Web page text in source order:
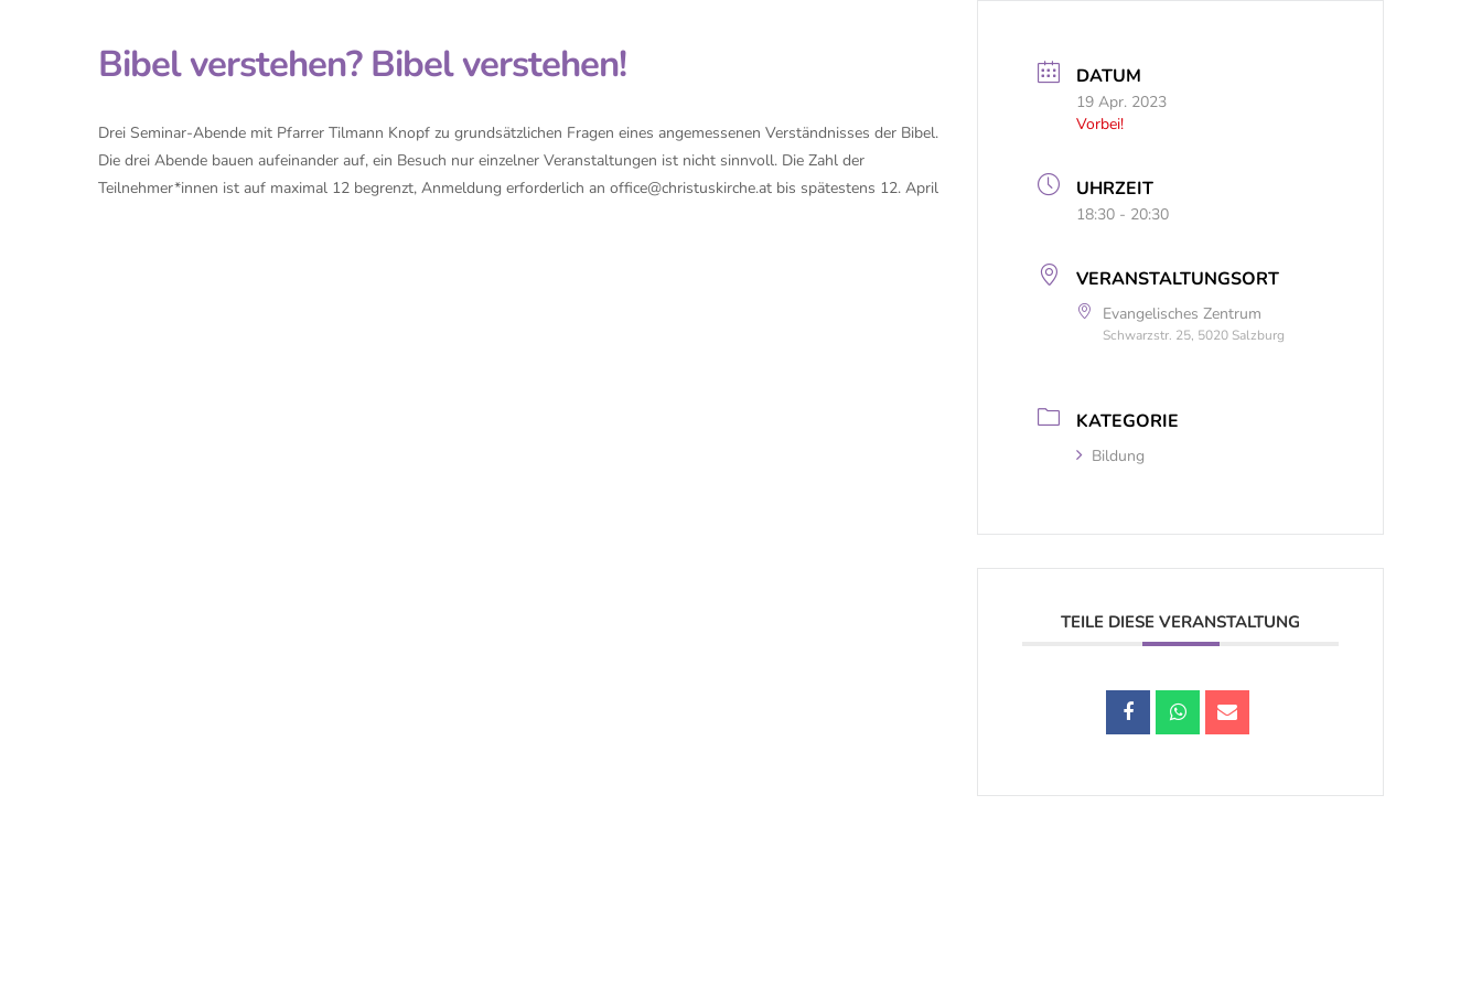
Bibel verstehen? Bibel verstehen!
Drei Seminar-Abende mit Pfarrer Tilmann Knopf zu grundsätzlichen Fragen eines angemessenen Verständnisses der Bibel.
Die drei Abende bauen aufeinander auf, ein Besuch nur einzelner Veranstaltungen ist nicht sinnvoll. Die Zahl der
Teilnehmer*innen ist auf maximal 12 begrenzt, Anmeldung erforderlich an office@christuskirche.at bis spätestens 12. April
DATUM
19 Apr. 2023
Vorbei!
UHRZEIT
18:30 - 20:30
VERANSTALTUNGSORT
Evangelisches Zentrum
Schwarzstr. 25, 5020 Salzburg
KATEGORIE
Bildung
TEILE DIESE VERANSTALTUNG